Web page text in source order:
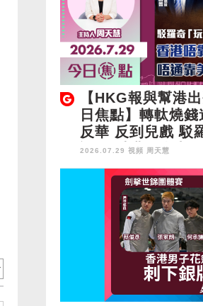
【HKG報與幫港
日焦點】轉軚燒
反華 反到兒戲 駁
論」 香港唔靠中國
國？
2026.07.29 視頻 周天慧